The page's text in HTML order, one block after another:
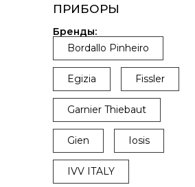
ПРИБОРЫ
Бренды:
Bordallo Pinheiro
Egizia Fissler
Garnier Thiebaut
Gien Iosis
IVV ITALY